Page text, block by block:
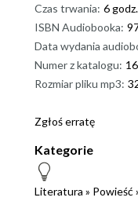
Czas trwania: 6
ISBN Audiobooka:
Data wydania
Numer z katalogu:
Rozmiar pliku mp3:
Zgłoś erratę
Kategorie
Literatura » Powieść